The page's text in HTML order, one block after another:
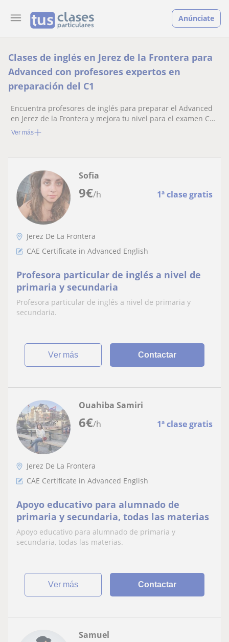
Anúnciate
Clases de inglés en Jerez de la Frontera para
Advanced con profesores expertos en
preparación del C1
Encuentra profesores de inglés para preparar el Advanced
en Jerez de la Frontera y mejora tu nivel para el examen C1
de Cambridge
Ver más
9€/h 1ª clase gratis
Sofia
Jerez De La Frontera
CAE Certificate in Advanced English
Profesora particular de inglés a nivel de
primaria y secundaria
Profesora particular de inglés a nivel de primaria y
secundaria.
ver más Contactar
6€/h 1ª clase gratis
Ouahiba Samiri
Jerez De La Frontera
CAE Certificate in Advanced English
Apoyo educativo para alumnado de
primaria y secundaria, todas las materias
Apoyo educativo para alumnado de primaria y
secundaria, todas las materias.
ver más Contactar
Samuel